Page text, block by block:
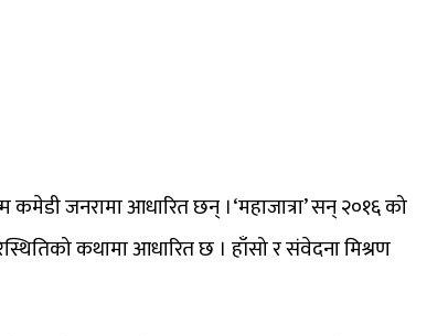
जनरामा आधारित छन् ।‘महाजात्रा’ सन् २०१६ को
कथामा आधारित छ । हाँसो र संवेदना मिश्रण